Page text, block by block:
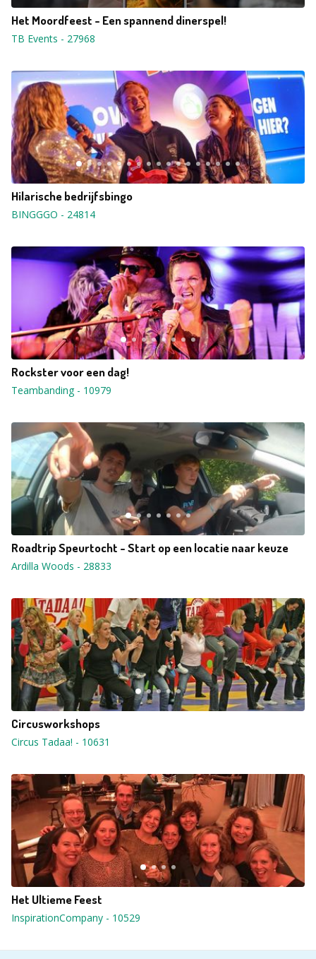
Het Moordfeest - Een spannend dinerspel!
TB Events - 27968
Hilarische bedrijfsbingo
BINGGGO - 24814
Rockster voor een dag!
Teambanding- 10979
Roadtrip Speurtocht - Start op een locatie naar keuze
Ardilla Woods - 28833
Circusworkshops
Circus Tadaa! - 10631
Het Ultieme Feest
InspirationCompany - 10529